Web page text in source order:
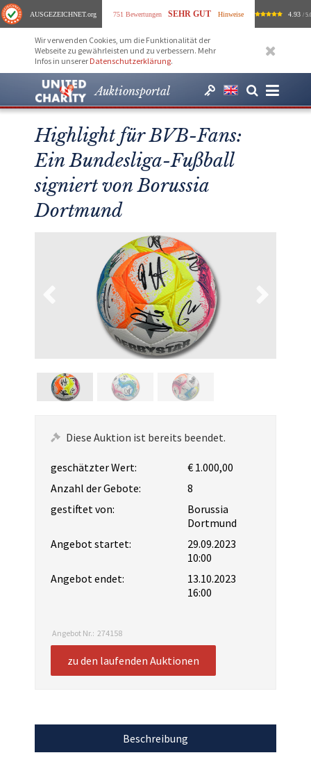
AUSGEZEICHNET.org 751 Bewertungen SEHR GUT Hinweise 4.93 /
Wir verwenden Cookies, um die Funktionalität der
Webseite zu gewährleisten und zu verbessern. Mehr
Infos in unserer Datenschutzerklärung.
Auktionsportal
Highlight für BVB-Fans:
Ein Bundesliga-Fußball
signiert von Borussia
Dortmund
Diese Auktion ist bereits beendet.
geschätzter Wert:
€ 1.000,00
Anzahl der Gebote:
8
gestiftet von:
Borussia
Dortmund
Angebot startet:
29.09.2023
10:00
Angebot endet:
13.10.2023
16:00
Angebot Nr.: 274158
zu den laufenden Auktionen
Beschreibung